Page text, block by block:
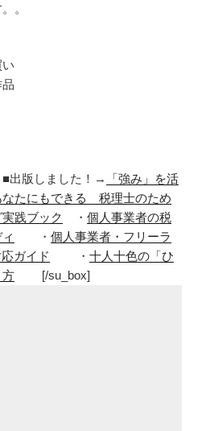
。
■出版しました！→
「強み」を活
なたにもできる 税理士のため
践ブック
・ 個人事業者の税
・ 個人事業者・フリーラ
ガイド
・ 十人十色の「ひ
方 [/su_box]